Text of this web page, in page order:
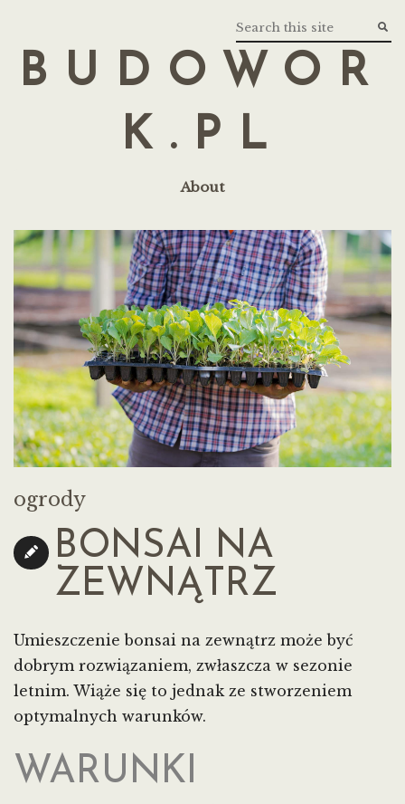
BUDOWOR
K.PL
About
ogrody
BONSAI NA
ZEWNĄTRZ
Umieszczenie bonsai na zewnątrz może być
dobrym rozwiązaniem, zwłaszcza w sezonie
letnim. Wiąże się to jednak ze stworzeniem
optymalnych warunków.
WARUNKI